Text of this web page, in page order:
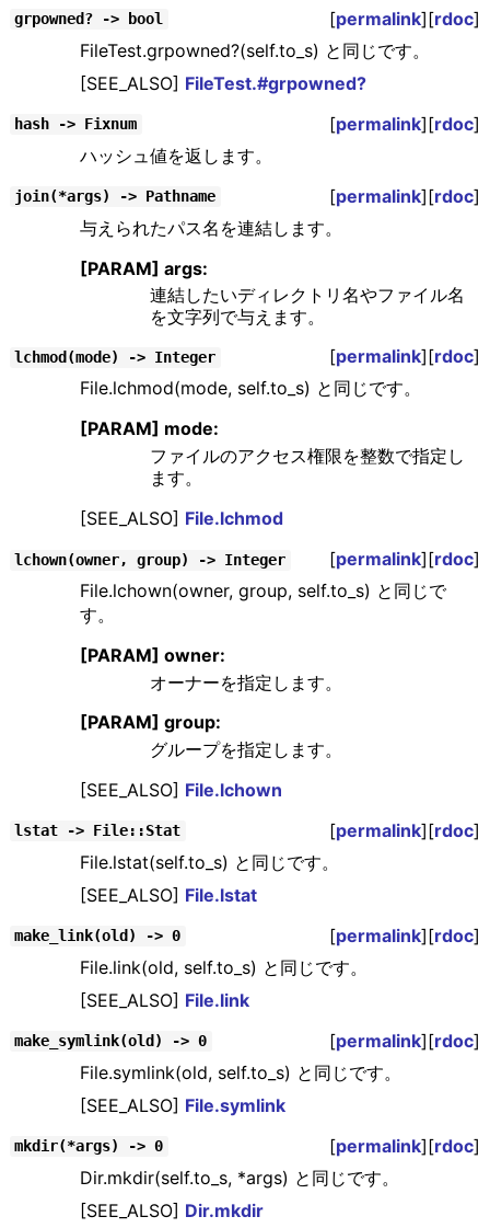
grpowned? -> bool [permalink][rdoc]
FileTest.grpowned?(self.to_s) と同じです。
[SEE_ALSO] FileTest.#grpowned?
hash -> Fixnum [permalink][rdoc]
ハッシュ値を返します。
join(*args) -> Pathname [permalink][rdoc]
与えられたパス名を連結します。
[PARAM] args:
連結したいディレクトリ名やファイル名
を文字列で与えます。
lchmod(mode) -> Integer [permalink][rdoc]
File.lchmod(mode, self.to_s) と同じです。
[PARAM] mode:
ファイルのアクセス権限を整数で指定し
ます。
[SEE_ALSO] File.lchmod
lchown(owner, group) -> Integer [permalink][rdoc]
File.lchown(owner, group, self.to_s) と同じで
す。
[PARAM] owner:
オーナーを指定します。
[PARAM] group:
グループを指定します。
[SEE_ALSO] File.lchown
lstat -> File::Stat [permalink][rdoc]
File.lstat(self.to_s) と同じです。
[SEE_ALSO] File.lstat
make_link(old) -> 0 [permalink][rdoc]
File.link(old, self.to_s) と同じです。
[SEE_ALSO] File.link
make_symlink(old) -> 0 [permalink][rdoc]
File.symlink(old, self.to_s) と同じです。
[SEE_ALSO] File.symlink
mkdir(*args) -> 0 [permalink][rdoc]
Dir.mkdir(self.to_s, *args) と同じです。
[SEE_ALSO] Dir.mkdir